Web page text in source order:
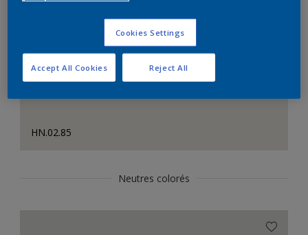
HN.02.85
Neutres colorés
Cookies Settings
Reject All
Accept All Cookies